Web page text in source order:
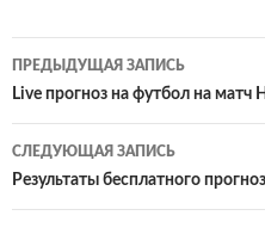
Навигация
по
записям
ПРЕДЫДУЩАЯ ЗАПИСЬ
Live прогноз на футбол на
СЛЕДУЮЩАЯ ЗАПИСЬ
Результаты бесплатного